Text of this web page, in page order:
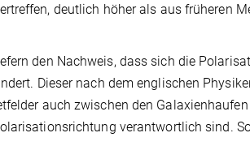
deutlich höher als aus früheren
den Nachweis, dass sich die
Dieser nach dem englischen
auch zwischen den
verantwortlich sind.